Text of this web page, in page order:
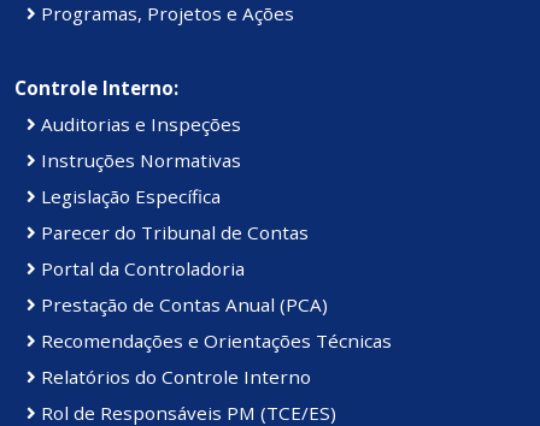
Programas, Projetos e Ações
Controle Interno:
Auditorias e Inspeções
Instruções Normativas
Legislação Específica
Parecer do Tribunal de Contas
Portal da Controladoria
Prestação de Contas Anual (PCA)
Recomendações e Orientações Técnicas
Relatórios do Controle Interno
Rol de Responsáveis PM (TCE/ES)